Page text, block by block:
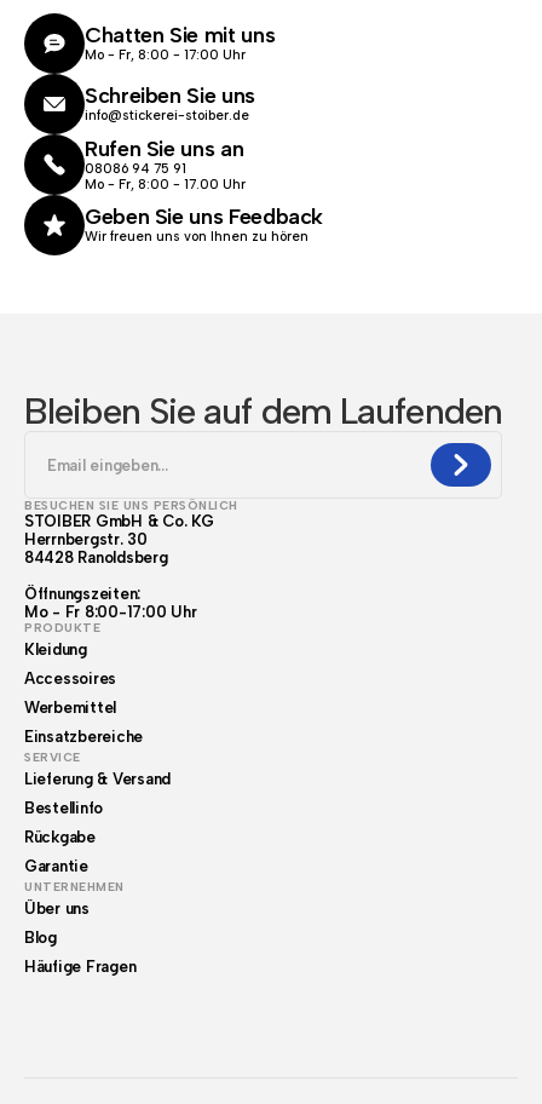
Chatten Sie mit uns
Mo - Fr, 8:00 - 17:00 Uhr
Schreiben Sie uns
info@stickerei-stoiber.de
Rufen Sie uns an
08086 94 75 91
Mo - Fr, 8:00 - 17.00 Uhr
Geben Sie uns Feedback
Wir freuen uns von Ihnen zu hören
Bleiben Sie auf dem Laufenden
BESUCHEN SIE UNS PERSÖNLICH
STOIBER GmbH & Co. KG
Herrnbergstr. 30
84428 Ranoldsberg
Öffnungszeiten:
Mo - Fr 8:00-17:00 Uhr
PRODUKTE
Kleidung
Accessoires
Werbemittel
Einsatzbereiche
SERVICE
Lieferung & Versand
Bestellinfo
Rückgabe
Garantie
UNTERNEHMEN
Über uns
Blog
Häufige Fragen